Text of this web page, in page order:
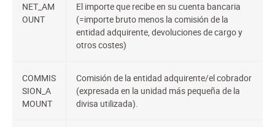
NET_AM
OUNT
El importe que recibe en su cuenta bancaria
(=importe bruto menos la comisión de la
entidad adquirente, devoluciones de cargo y
otros costes)
COMMIS
SION_A
MOUNT
Comisión de la entidad adquirente/el cobrador
(expresada en la unidad más pequeña de la
divisa utilizada).